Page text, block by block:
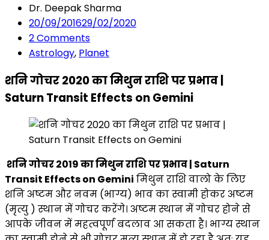
Dr. Deepak Sharma
20/09/201629/02/2020
2Comments
Astrology, Planet
शनि गोचर 2020 का मिथुन राशि पर प्रभाव |
Saturn Transit Effects on Gemini
शनि गोचर 2019 का मिथुन राशि पर प्रभाव | Saturn
Transit Effects on Gemini मिथुन राशि वालो के लिए
शनि अष्टम और नवम (भाग्य) भाव का स्वामी होकर अष्टम
(मृत्यु ) स्थान में गोचर करेंगे। अष्टम स्थान में गोचर होने से
आपके जीवन में महत्वपूर्ण बदलाव आ सकता है। भाग्य स्थान